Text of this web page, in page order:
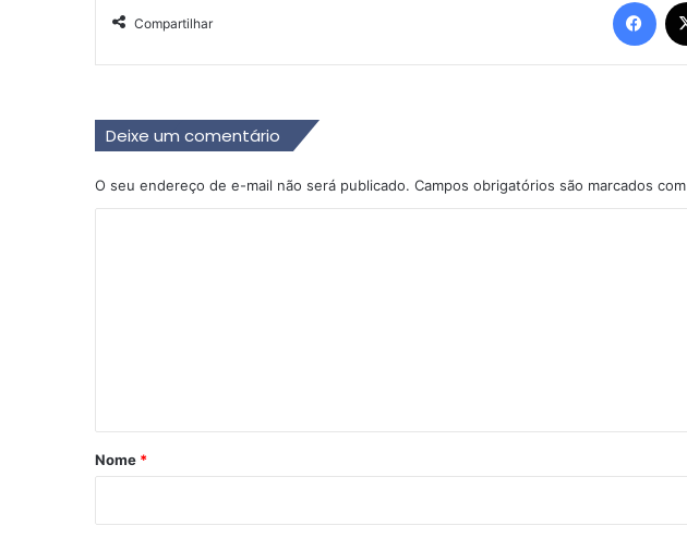
Compartilhar
Deixe um comentário
O seu endereço de e-mail não será publicado. Campos obrigatórios são marcados com
rNome *